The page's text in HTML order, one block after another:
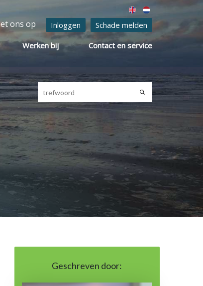
ons op Inloggen Schade melden
Werken bij Contact en service
Geschreven door: